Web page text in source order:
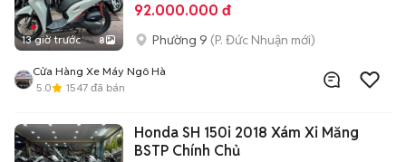
13 giờ trước 8
92.000.000 đ
Phường 9 (P. Đức Nhuận mới)
Cửa Hàng Xe Máy Ngô Hà
5.0
1547 đã bán
Honda SH 150i 2018 Xám Xi Măng
BSTP Chính Chủ